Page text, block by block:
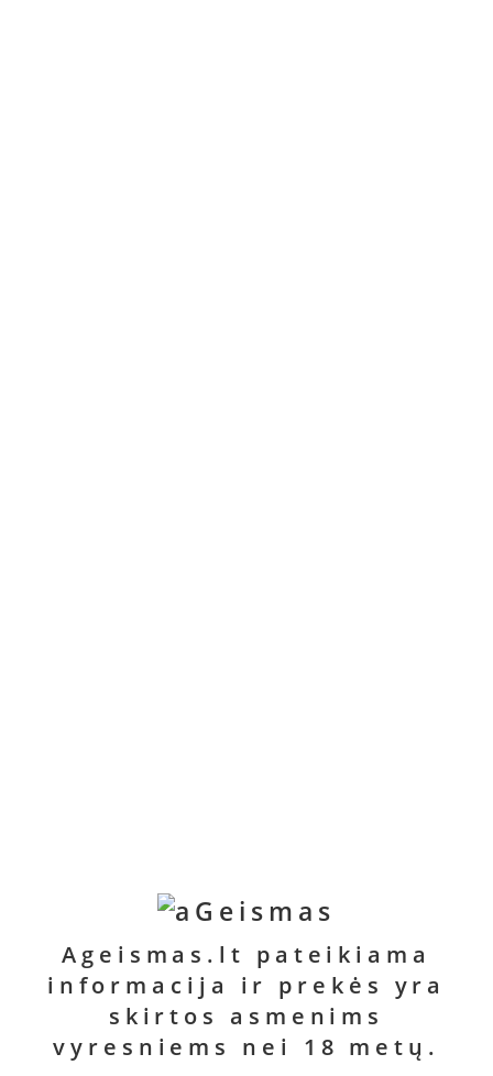
Ageismas.lt pateikiama
informacija ir prekės yra
skirtos asmenims
vyresniems nei 18 metų.